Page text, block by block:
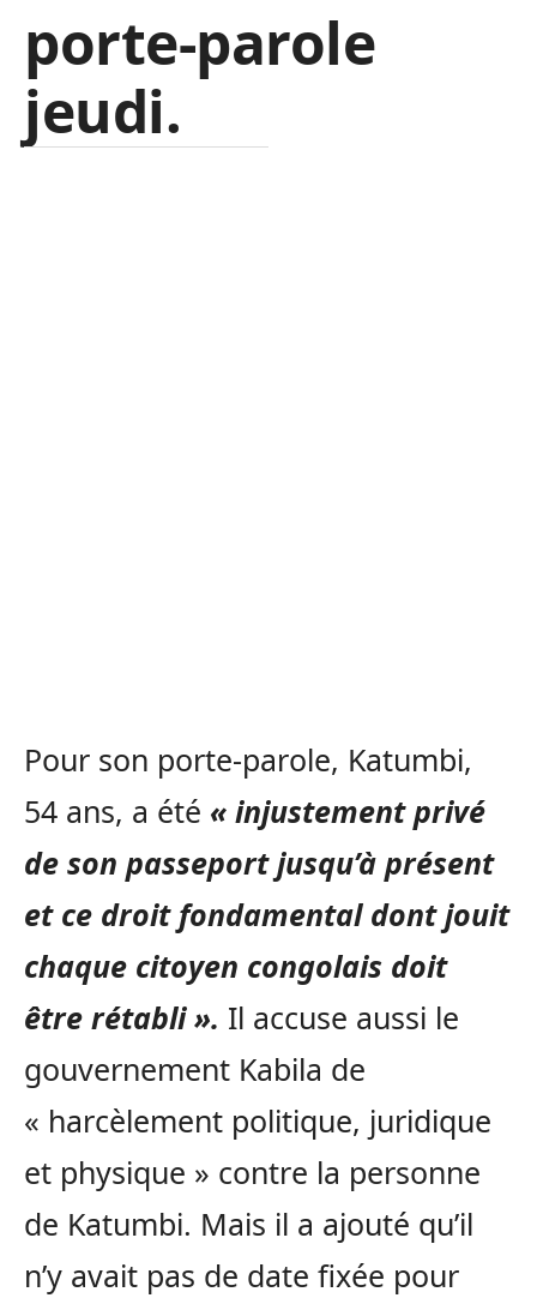
porte-parole
jeudi.
Pour son porte-parole, Katumbi,
54 ans, a été « injustement privé
de son passeport jusqu’à présent
et ce droit fondamental dont jouit
chaque citoyen congolais doit
être rétabli ». Il accuse aussi le
gouvernement Kabila de
« harcèlement politique, juridique
et physique » contre la personne
de Katumbi. Mais il a ajouté qu’il
n’y avait pas de date fixée pour